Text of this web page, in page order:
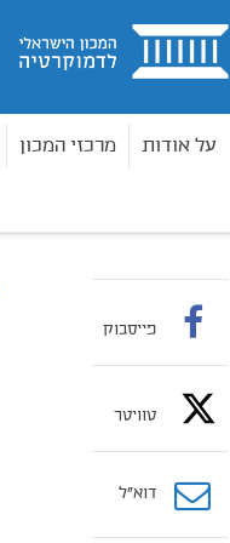
בית
על אודות מרכזי המכון
פייסבוק
טוויטר
דוא”ל